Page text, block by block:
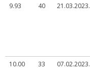
9.93
40 21.03.2023.
10.00
33 07.02.2023.